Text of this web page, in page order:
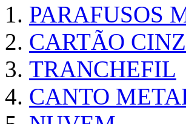
PARAFUSOS
CARTÃO
TRANCHEFIL
CANTO